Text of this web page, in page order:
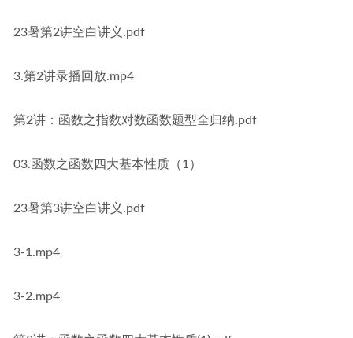
23暑第2讲空白讲义.pdf
3.第2讲录播回放.mp4
第2讲：函数之指数对数函数题型全归纳.pdf
03.函数之函数四大基本性质（1）
23暑第3讲空白讲义.pdf
3-1.mp4
3-2.mp4